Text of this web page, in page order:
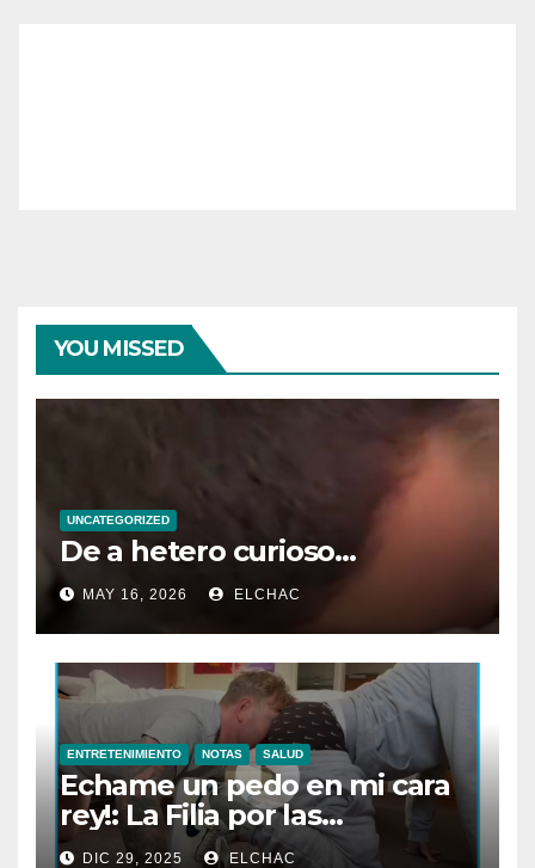
YOU MISSED
UNCATEGORIZED
De a hetero curioso…
MAY 16, 2026 ELCHAC
ENTRETENIMIENTO NOTAS SALUD
Echame un pedo en mi cara
rey!: La Filia por las
Flatulencias”
DIC 29, 2025 ELCHAC